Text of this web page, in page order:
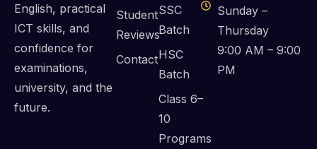
English, practical
ICT skills, and
confidence for
examinations,
university, and the
future.
Student
Reviews
Contact
SSC
Batch
HSC
Batch
Class 6–
10
Programs
Sunday –
Thursday
9:00 AM – 9:00
PM